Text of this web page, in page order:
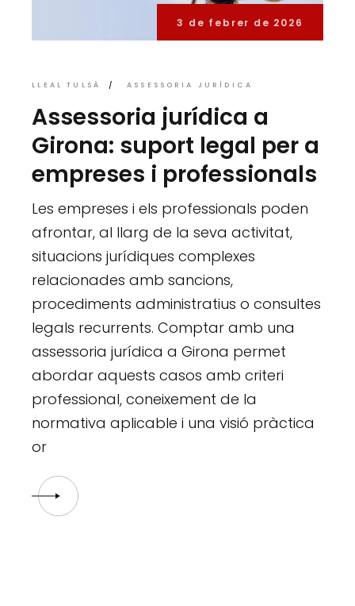
3 de febrer de 2026
LLEAL TULSÀ ASSESSORIA JURÍDICA
Assessoria jurídica a
Girona: suport legal per a
empreses i professionals
Les empreses i els professionals poden
afrontar, al llarg de la seva activitat,
situacions jurídiques complexes
relacionades amb sancions,
procediments administratius o consultes
legals recurrents. Comptar amb una
assessoria jurídica a Girona permet
abordar aquests casos amb criteri
professional, coneixement de la
normativa aplicable i una visió pràctica
or